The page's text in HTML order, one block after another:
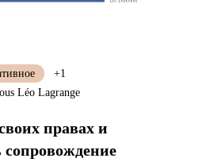
правах и
сопровождение
+1
Léo Lagrange